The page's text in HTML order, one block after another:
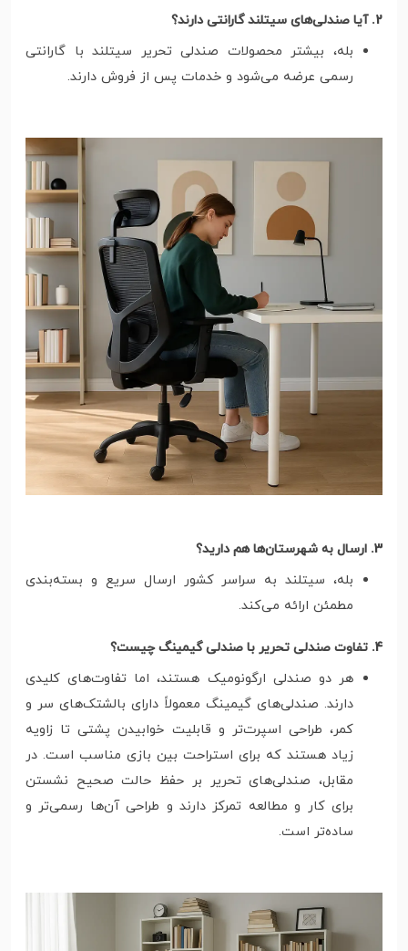
2. آیا صندلی‌های سیتلند گارانتی دارند؟
بله، بیشتر محصولات صندلی تحریر سیتلند با گارانتی
رسمی عرضه می‌شود و خدمات پس از فروش دارند.
3. ارسال به شهرستان‌ها هم دارید؟
بله، سیتلند به سراسر کشور ارسال سریع و بسته‌بندی
مطمئن ارائه می‌کند.
4. تفاوت صندلی تحریر با صندلی گیمینگ چیست؟
هر دو صندلی ارگونومیک هستند، اما تفاوت‌های کلیدی
دارند. صندلی‌های گیمینگ معمولاً دارای بالشتک‌های سر و
کمر، طراحی اسپرت‌تر و قابلیت خوابیدن پشتی تا زاویه
زیاد هستند که برای استراحت بین بازی مناسب است. در
مقابل، صندلی‌های تحریر بر حفظ حالت صحیح نشستن
برای کار و مطالعه تمرکز دارند و طراحی آن‌ها رسمی‌تر و
ساده‌تر است.